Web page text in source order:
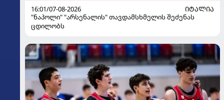
16:01/07-08-2026
ᲘᲢᲐᲚᲘᲐ
"ნაპოლი" "არსენალის" თავდამსხმელის შეძენას
ცდილობს